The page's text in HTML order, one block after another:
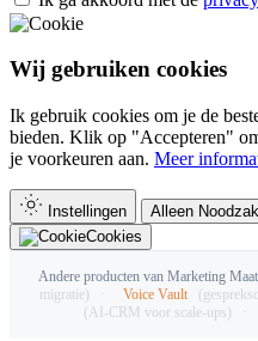
Wij gebruiken cookies
Ik gebruik cookies om je de
bieden. Klik op "Accepteren"
je voorkeuren aan. Meer
Instellingen Alleen
Cookies
Andere producten van Marketing
migratie)
Voice Vault
(AI-CRM voor scale-ups)